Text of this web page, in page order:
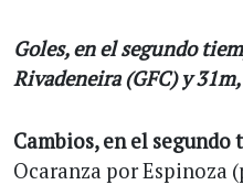
Goles, en el segundo
Rivadeneira (GFC) y
Cambios, en el segundo
Ocaranza por Espinoza